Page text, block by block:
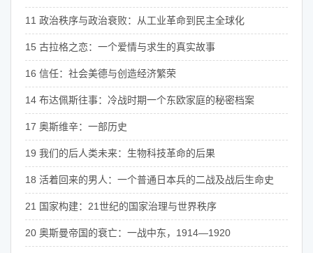
11 政治秩序与政治衰败：从工业革命到民主全球化
15 古拉格之恋：一个爱情与求生的真实故事
16 信任：社会美德与创造经济繁荣
14 布达佩斯往事：冷战时期一个东欧家庭的秘密档案
17 奥斯维辛：一部历史
19 我们的后人类未来：生物科技革命的后果
18 活着回来的男人：一个普通日本兵的二战及战后生命史
21 国家构建：21世纪的国家治理与世界秩序
20 奥斯曼帝国的衰亡：一战中东，1914—1920